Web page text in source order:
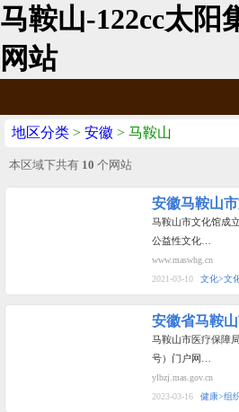
马鞍山-122cc太阳
网站
地区分类 > 安徽 > 马鞍山
本区域下共有 10 个网站
安徽马鞍山
马鞍山市文化馆成
公益性文化…
www.maswhg.cn
2021-03-10
文化>文
安徽省马鞍
马鞍山市医疗保障
号）门户网…
ylbzj.mas.gov.cn
2023-03-16
健康>组